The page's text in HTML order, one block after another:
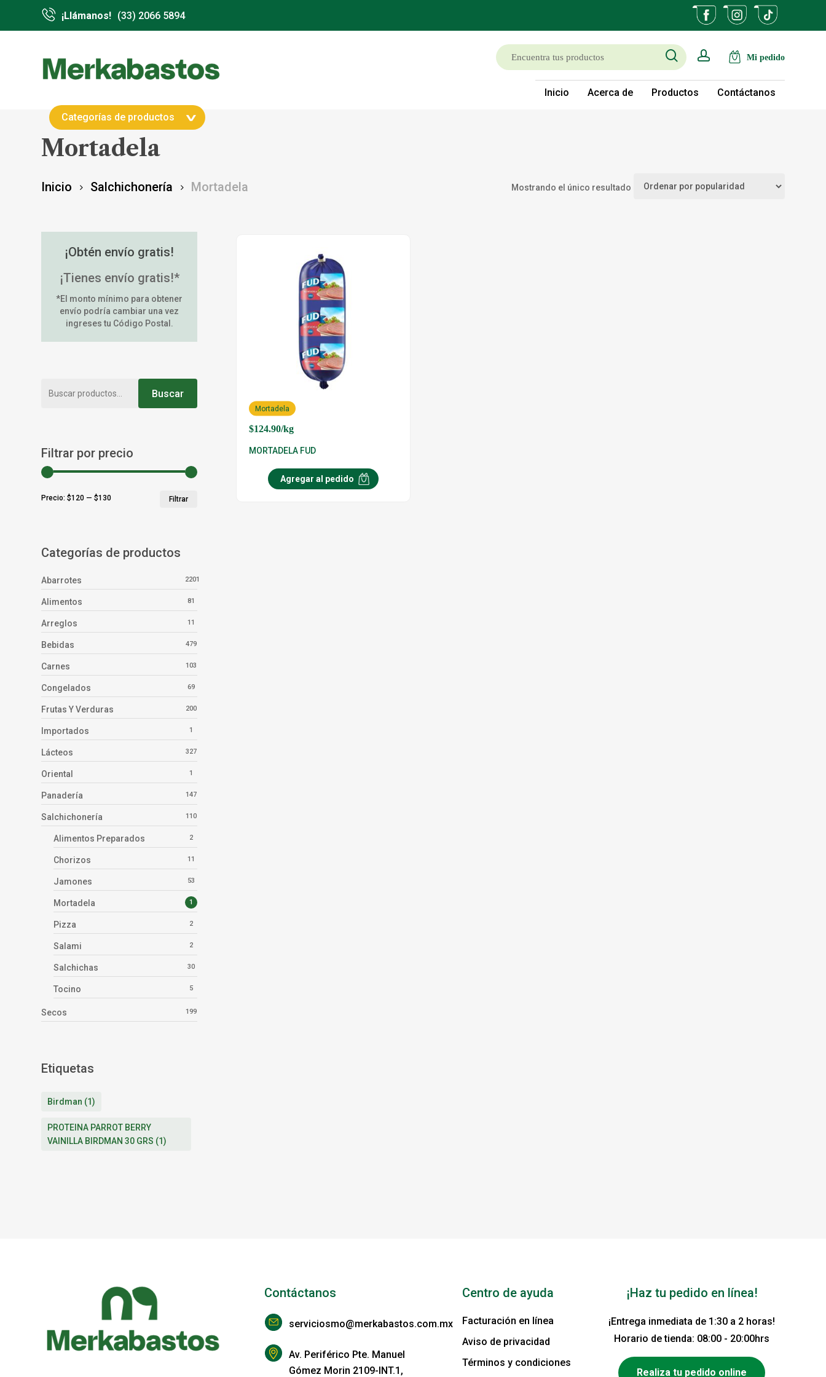
¡Llámanos! (33) 2066 5894
Hit enter to search or ESC to close
Categorías de productos
Inicio Acerca de Productos Contáctanos
searchaccount
Mortadela
Mostrando el único resultado
Inicio Salchichonería Mortadela
¡Obtén envío gratis!
¡Tienes envío gratis!*
*El monto mínimo para obtener
envío podría cambiar una vez
ingreses tu Código Postal.
Buscar
Buscar
Filtrar por precio
Filtrar
Precio:$120 —$130
Categorías de productos
Abarrotes 2201
Alimentos 81
Arreglos 11
Bebidas 479
Carnes 103
Congelados 69
Frutas Y Verduras 200
Importados 1
Lácteos 327
Oriental 1
Panadería 147
Salchichonería 110
Alimentos Preparados 2
Chorizos 11
Jamones 53
Mortadela 1
Pizza 2
Salami 2
Salchichas 30
Tocino 5
Secos 199
Etiquetas
Birdman (1)
PROTEINA PARROT BERRY
VAINILLA BIRDMAN 30 GRS (1)
$124.90/kg
Mortadela
MORTADELA FUD
Agregar al pedido
Contáctanos
serviciosmo@merkabastos.com.mx
Av. Periférico Pte. Manuel
Gómez Morin 2109-INT.1,
Centro de ayuda
Facturación en línea
Aviso de privacidad
Términos y condiciones
¡Haz tu pedido en línea!
¡Entrega inmediata de 1:30 a 2 horas!
Horario de tienda: 08:00 - 20:00hrs
Realiza tu pedido online